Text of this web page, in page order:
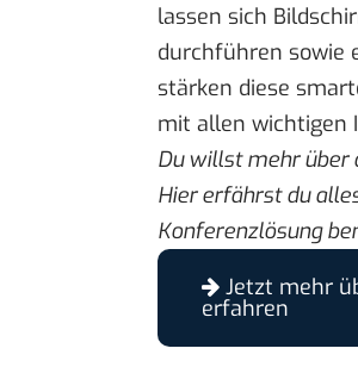
lassen sich
durchführen sowie
stärken diese
mit allen wichtigen
Du willst mehr über
Hier erfährst du
Konferenzlösung
Jetzt mehr
erfahren